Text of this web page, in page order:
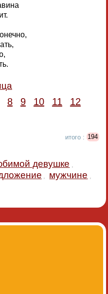
8 9 10 11
12
итого : 194
девушке
мужчине